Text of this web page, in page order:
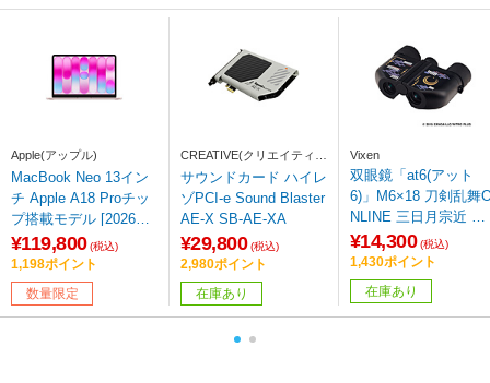
Apple(アップル)
MacBook Neo 13イン
チ Apple A18 Proチッ
プ搭載モデル [2026年
春モデル/SSD 256GB/
メモリ8GB/6コアCPU
と5コアGPU] ブラッシ
ュ MHFH4J/A 【sof00
1】
¥119,800 (税込)
1,198ポイント
数量限定
CREATIVE(クリエイティ
ブ)
サウンドカード ハイレ
ゾPCI-e Sound Blaster
AE-X SB-AE-XA
¥29,800 (税込)
2,980ポイント
在庫あり
Vixen
双眼鏡「at6(アット
6)」M6×18 刀剣乱舞
NLINE 三日月宗近 ［6
倍］
¥14,300 (税込)
1,430ポイント
在庫あり